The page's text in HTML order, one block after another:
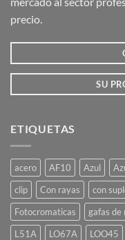
precio.
SU
ETIQUETAS
acero AF10 Azul
clip
Con rayas con
Fotocromaticas
gafas de
L51A
LO67A LOO45